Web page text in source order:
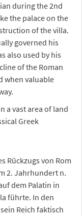
during the 2nd
the palace on the
of the villa.
governed his
also used by his
of the Roman
when valuable
a vast area of land
Greek
Rückzugs von Rom
2. Jahrhundert n.
dem Palatin in
führte. In den
Reich faktisch